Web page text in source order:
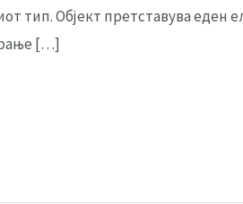
тип. Објект претставува еден
[…]